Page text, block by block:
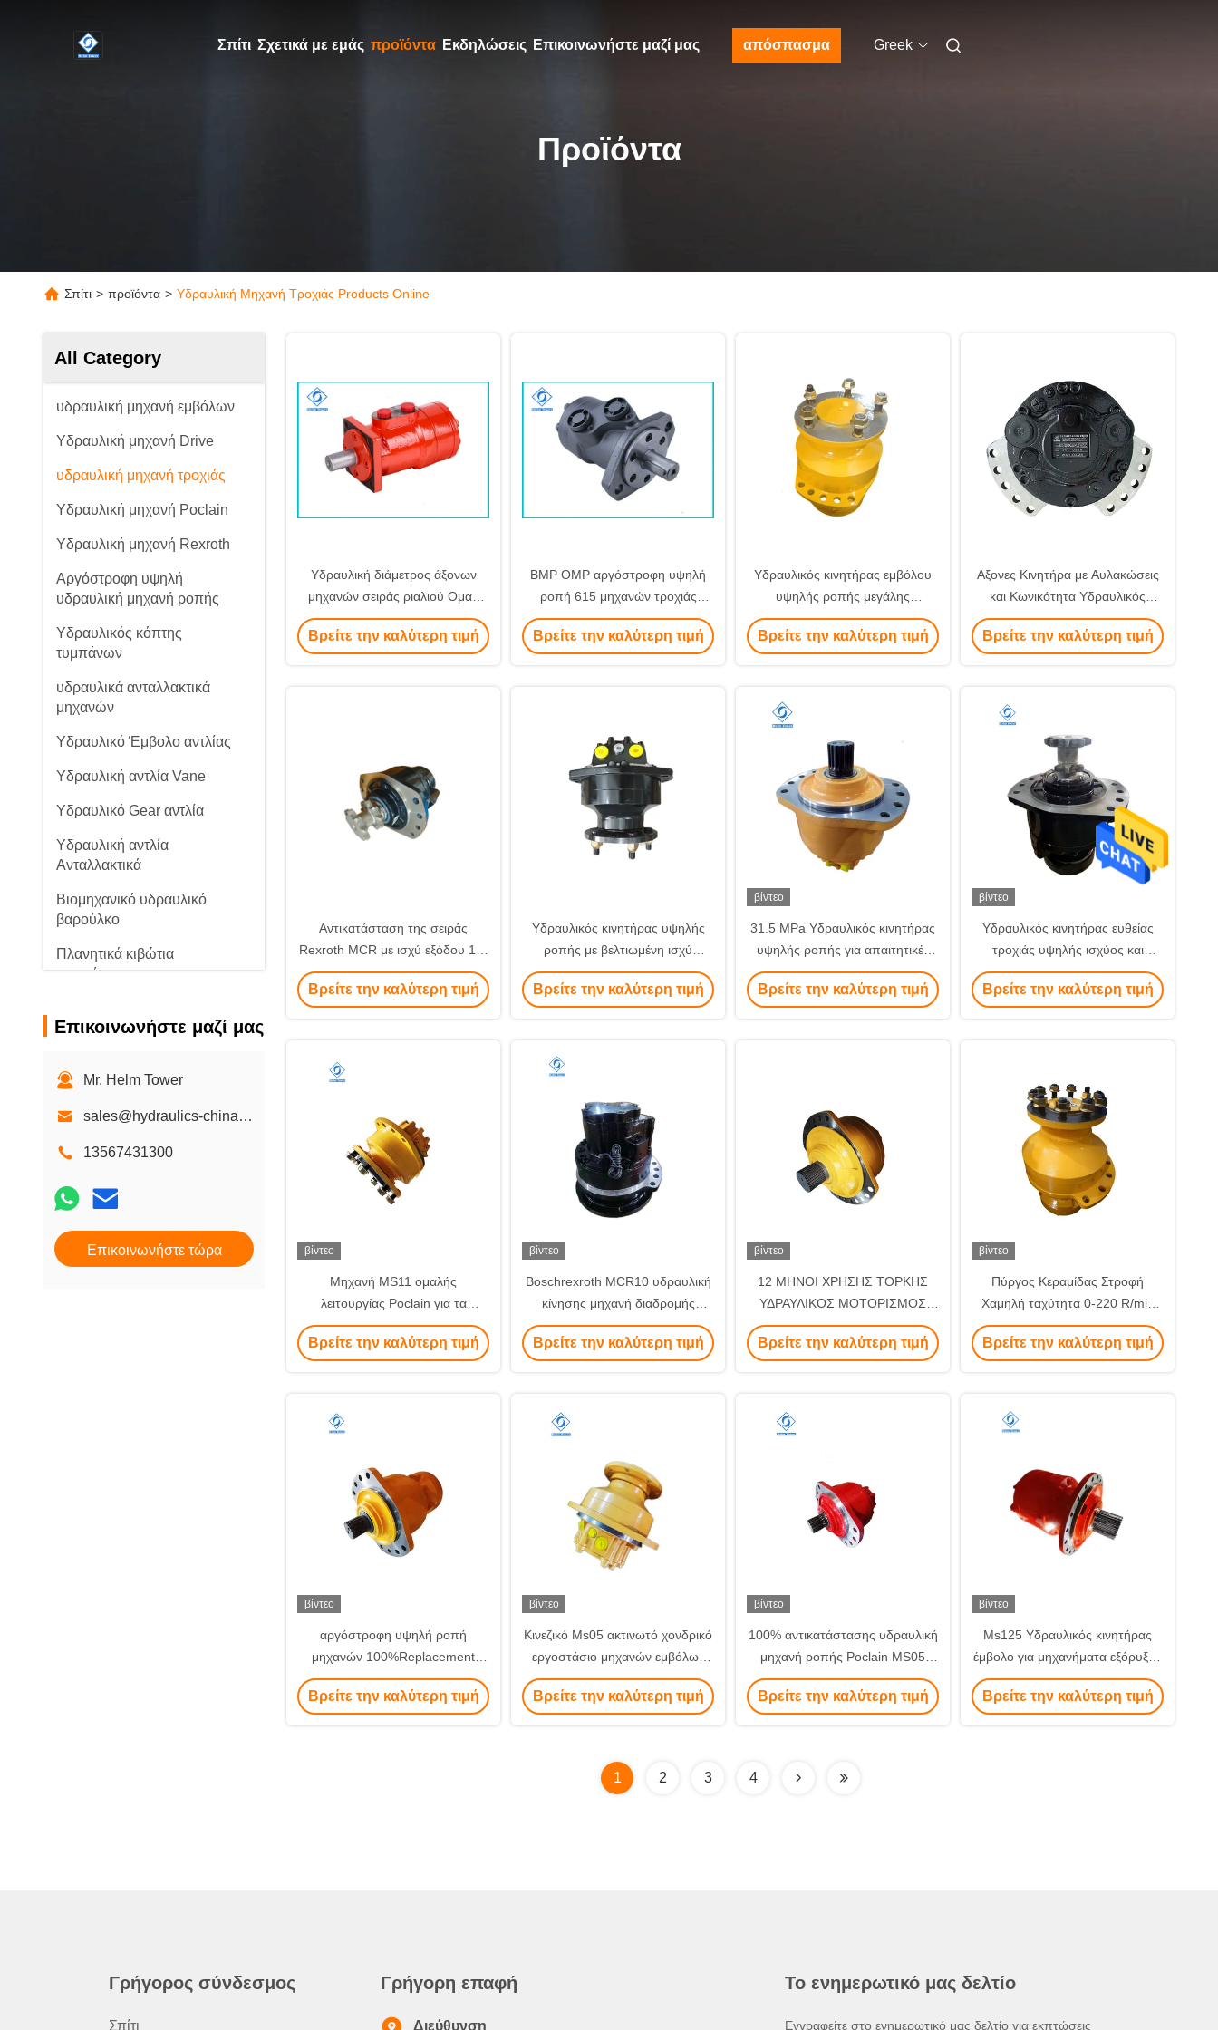
Σπίτι Σχετικά με εμάς προϊόντα Εκδηλώσεις Επικοινωνήστε μαζί μας απόσπασμα Greek
Προϊόντα
Σπίτι > προϊόντα > Υδραυλική Μηχανή Τροχιάς Products Online
All Category
υδραυλική μηχανή εμβόλων
Υδραυλική μηχανή Drive
υδραυλική μηχανή τροχιάς
Υδραυλική μηχανή Poclain
Υδραυλική μηχανή Rexroth
Αργόστροφη υψηλή
υδραυλική μηχανή ροπής
Υδραυλικός κόπτης
τυμπάνων
υδραυλικά ανταλλακτικά
μηχανών
Υδραυλικό Έμβολο αντλίας
Υδραυλική αντλία Vane
Υδραυλικό Gear αντλία
Υδραυλική αντλία
Ανταλλακτικά
Βιομηχανικό υδραυλικό
βαρούλκο
Πλανητικά κιβώτια
ταχυτήτων
Επικοινωνήστε μαζί μας
Mr. Helm Tower
sales@hydraulics-china.com
13567431300
Επικοινωνήστε τώρα
Υδραυλική διάμετρος άξονων
μηχανών σειράς ριαλιού Ομαρ
υψηλής δύναμης για τα γεωργικά
τρακτέρ
Βρείτε την καλύτερη τιμή
BMP OMP αργόστροφη υψηλή
ροπή 615 μηχανών τροχιάς
υδραυλική ανώτατη ταχύτητα
περιστροφής/λεπτό
Βρείτε την καλύτερη τιμή
Υδραυλικός κινητήρας εμβόλου
υψηλής ροπής μεγάλης
εκτόπισης
Βρείτε την καλύτερη τιμή
Αξονες Κινητήρα με Αυλακώσεις
και Κωνικότητα Υδραυλικός
Κινητήρας Υψηλής Ροπής για
Αντικατάσταση στη ΣΕΙΡΑ
Βρείτε την καλύτερη τιμή
Αντικατάσταση της σειράς
Rexroth MCR με ισχύ εξόδου 18-
22 KW τροχιακός υδραυλικός
κινητήρας σε ισχύ υδραυλικού
Βρείτε την καλύτερη τιμή
Υδραυλικός κινητήρας υψηλής
ροπής με βελτιωμένη ισχύ
κινητήρα για εφαρμογές βαρέος
φορτίου
Βρείτε την καλύτερη τιμή
βίντεο
31.5 MPa Υδραυλικός κινητήρας
υψηλής ροπής για απαιτητικές
βιομηχανικές ανάγκες
Βρείτε την καλύτερη τιμή
βίντεο
Υδραυλικός κινητήρας ευθείας
τροχιάς υψηλής ισχύος και
αποδοτικότητας 18-22 KW
Βρείτε την καλύτερη τιμή
βίντεο
Μηχανή MS11 ομαλής
λειτουργίας Poclain για τα
μηχανήματα αργόστροφα
Βρείτε την καλύτερη τιμή
βίντεο
Boschrexroth MCR10 υδραυλική
κίνησης μηχανή διαδρομής
κίνησης μηχανών τελική με τον
αισθητήρα
Βρείτε την καλύτερη τιμή
βίντεο
12 ΜΗΝΟΙ ΧΡΗΣΗΣ ΤΟΡΚΗΣ
ΥΔΡΑΥΛΙΚΟΣ ΜΟΤΟΡΙΣΜΟΣ
ΠΡΟΣ ΚΑΤΑΙΝΟΥΜΕΝΕΣ
Βρείτε την καλύτερη τιμή
βίντεο
Πύργος Κεραμίδας Στροφή
Χαμηλή ταχύτητα 0-220 R/min
Υδραυλικός κινητήρας έμβολο για
κατασκευαστικό εξοπλισμό
Βρείτε την καλύτερη τιμή
βίντεο
αργόστροφη υψηλή ροπή
μηχανών 100%Replacement
danfoss υδραυλική για την
πώληση
Βρείτε την καλύτερη τιμή
βίντεο
Κινεζικό Ms05 ακτινωτό χονδρικό
εργοστάσιο μηχανών εμβόλων
υδραυλικό
Βρείτε την καλύτερη τιμή
βίντεο
100% αντικατάστασης υδραυλική
μηχανή ροπής Poclain MS05
MSE05 αργόστροφη υψηλή 1 -
18 σύνολα
Βρείτε την καλύτερη τιμή
βίντεο
Ms125 Υδραυλικός κινητήρας
έμβολο για μηχανήματα εξόρυξης
και κατασκευής
Βρείτε την καλύτερη τιμή
1 2 3 4
Γρήγορος σύνδεσμος
Σπίτι
Γρήγορη επαφή
Διεύθυνση
Το ενημερωτικό μας δελτίο
Εγγραφείτε στο ενημερωτικό μας δελτίο για εκπτώσεις